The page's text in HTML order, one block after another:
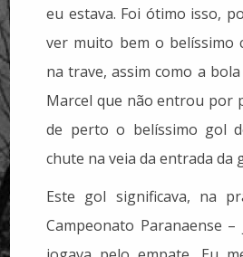
eu estava. Foi ótimo isso,
ver muito bem o belíssimo
na trave, assim como a
Marcel que não entrou por
de perto o belíssimo gol
chute na veia da entrada da
Este gol significava, na
Campeonato Paranaense